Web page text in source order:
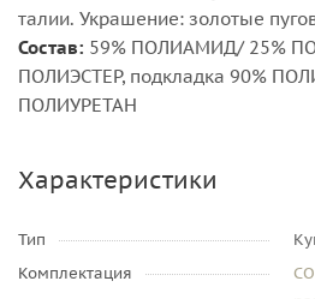
талии. Украшение: золотые
Состав: 59% ПОЛИАМИД/ 25%
ПОЛИЭСТЕР, подкладка 90%
ПОЛИУРЕТАН
Характеристики
Тип
Комплектация